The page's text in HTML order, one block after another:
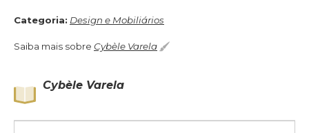
Categoria: Design e Mobiliários
Saiba mais sobre Cybèle Varela
Cybèle Varela